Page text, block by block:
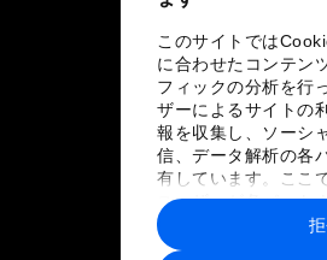
このサイトでは
に合わせたコンテン
フィックの分析を行
ザーによるサイトの
報を収集し、ソーシ
信、データ解析の各
有しています。ここ
ユーザーが各パート
報や各パートナーの
に収集された情報と